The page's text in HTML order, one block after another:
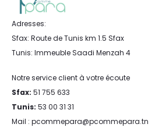
Adresses:
Sfax: Route de Tunis km 1.5 Sfax
Tunis: Immeuble Saadi Menzah 4
Notre service client à votre écoute
Sfax: 51 755 633
Tunis: 53 00 31 31
Mail : pcommepara@pcommepara.tn